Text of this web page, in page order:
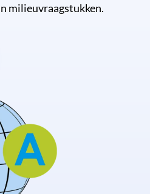
milieuvraagstukken.